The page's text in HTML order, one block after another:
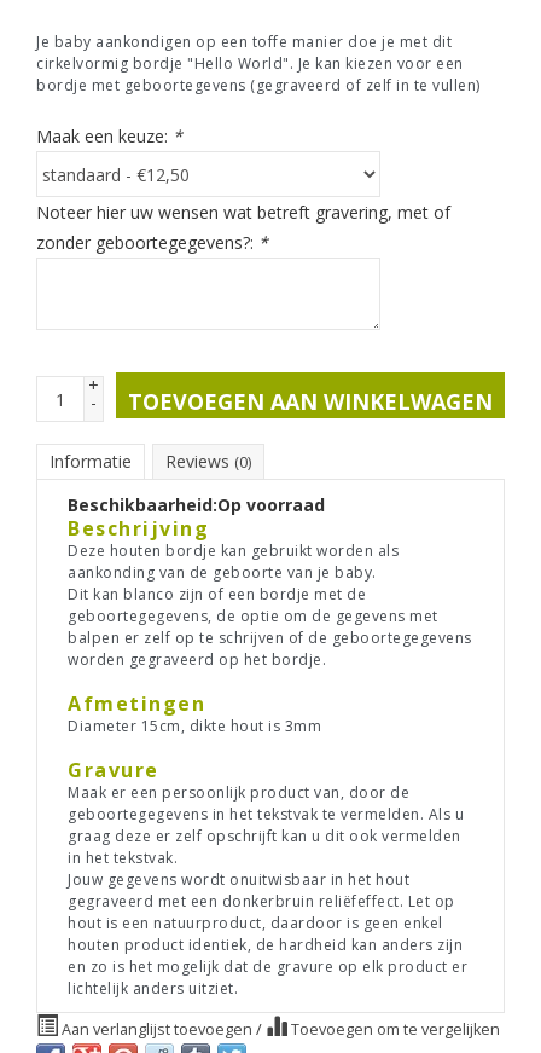
Je baby aankondigen op een toffe manier doe je met dit
cirkelvormig bordje "Hello World". Je kan kiezen voor een
bordje met geboortegevens (gegraveerd of zelf in te vullen)
Maak een keuze: *
Noteer hier uw wensen wat betreft gravering, met of
zonder geboortegegevens?: *
+
- TOEVOEGEN AAN WINKELWAGEN
Informatie Reviews (0)
Beschikbaarheid:Op voorraad
Beschrijving
Deze houten bordje kan gebruikt worden als
aankonding van de geboorte van je baby.
Dit kan blanco zijn of een bordje met de
geboortegegevens, de optie om de gegevens met
balpen er zelf op te schrijven of de geboortegegevens
worden gegraveerd op het bordje.
Afmetingen
Diameter 15cm, dikte hout is 3mm
Gravure
Maak er een persoonlijk product van, door de
geboortegegevens in het tekstvak te vermelden. Als u
graag deze er zelf opschrijft kan u dit ook vermelden
in het tekstvak.
Jouw gegevens wordt onuitwisbaar in het hout
gegraveerd met een donkerbruin reliëfeffect. Let op
hout is een natuurproduct, daardoor is geen enkel
houten product identiek, de hardheid kan anders zijn
en zo is het mogelijk dat de gravure op elk product er
lichtelijk anders uitziet.
Aan verlanglijst toevoegen / Toevoegen om te vergelijken